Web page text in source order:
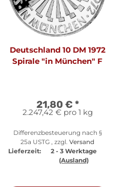
Deutschland 10 DM 1972
Spirale "in München" F
21,80 € *
2.247,42 € pro 1 kg
Differenzbesteuerung nach §
25a USTG , zzgl. Versand
Lieferzeit:
2 - 3 Werktage
(Ausland)